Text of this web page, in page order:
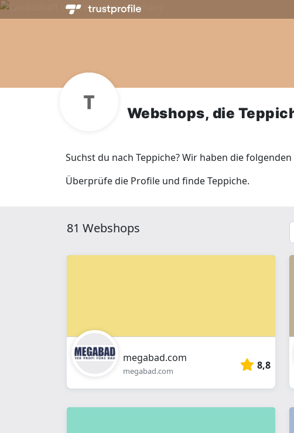
Webshops, die
Suchst du nach Teppiche? Wir haben die
Überprüfe die Profile und finde Teppiche.
81 Webshops
megabad.com
megabad.com 8,8